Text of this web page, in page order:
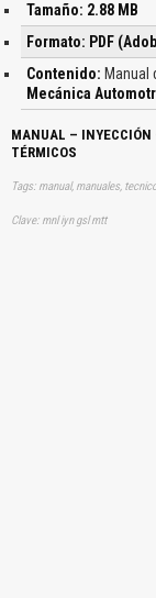
Tamaño: 2.88 MB
Formato: PDF
Contenido: Manual
Mecánica
MANUAL –
TÉRMICOS
Clave: mnl iyn gsl mtt